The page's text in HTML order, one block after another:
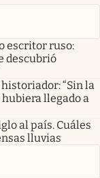
escritor ruso:
descubrió
“Sin la
llegado a
al país. Cuáles
lluvias